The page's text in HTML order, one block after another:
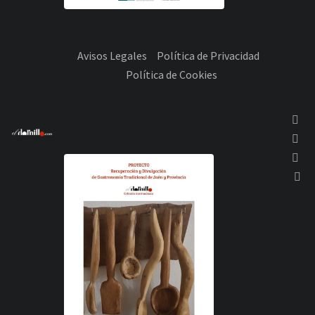
Avisos Legales
Política de Privacidad
Política de Cookies